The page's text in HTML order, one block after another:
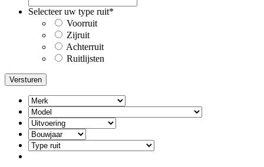
Selecteer uw type ruit*
Voorruit
Zijruit
Achterruit
Ruitlijsten